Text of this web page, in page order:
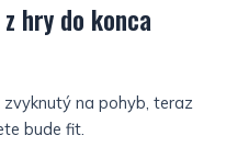
hry do konca
na pohyb, teraz
bude fit.